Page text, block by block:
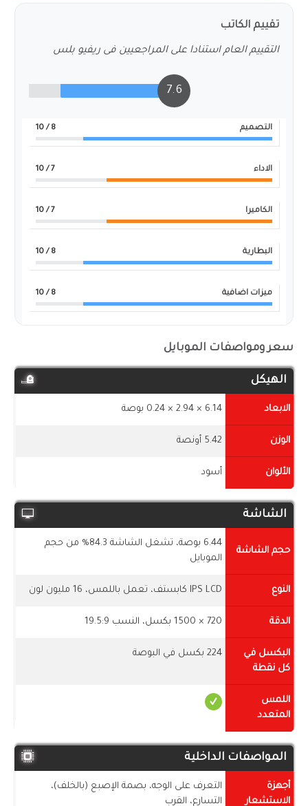
تقييم الكاتب
التقييم العام استنادا على المراجعيين فى ريفيو بلس
7.6
التصميم 8
/ 10
الاداء 7
/ 10
الكاميرا 7
/ 10
البطارية 8
/ 10
ميزات اضافية 8
/ 10
سعر ومواصفات الموبايل
الهيكل
الابعاد 6.14 × 2.94 × 0.24 بوصة
الوزن 5.42 أونصة
الألوان أسود
الشاشة
حجم الشاشة
6.44 بوصة، تشغل الشاشة 84.3% من حجم
الموبايل
النوع IPS LCD كابستف، تعمل باللمس، 16 مليون لون
الدقة 720 × 1500 بكسل، النسب 19.5:9
البكسل في
كل نقطة
224 بكسل في البوصة
اللمس
المتعدد
المواصفات الداخلية
أجهزة
الاستشعار
التعرف على الوجه، بصمة الإصبع (بالخلف)،
التسارع، القرب